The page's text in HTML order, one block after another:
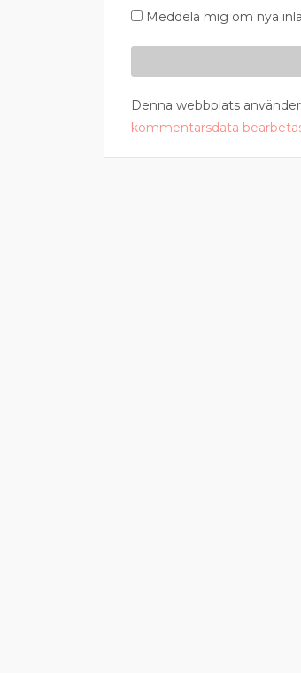
Meddela mig om nya
Denna webbplats
kommentarsdata